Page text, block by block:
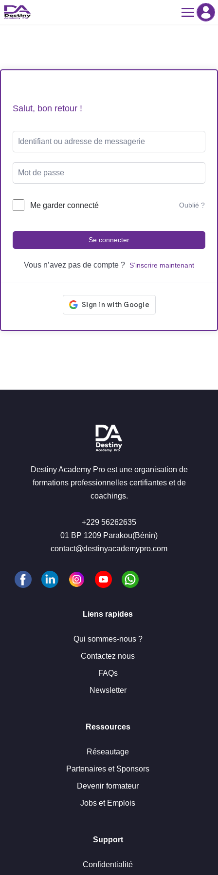
Skip
to
Salut, bon retour !
Me garder connecté Oublié ?
Se connecter
Vous n’avez pas de compte ? S’inscrire maintenant
Destiny Academy Pro est une organisation de
formations professionnelles certifiantes et de
coachings.
+229 56262635
01 BP 1209 Parakou(Bénin)
contact@destinyacademypro.com
Liens rapides
Qui sommes-nous ?
Contactez nous
FAQs
Newsletter
Ressources
Réseautage
Partenaires et Sponsors
Devenir formateur
Jobs et Emplois
Support
Confidentialité